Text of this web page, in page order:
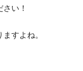
い！
すよね。